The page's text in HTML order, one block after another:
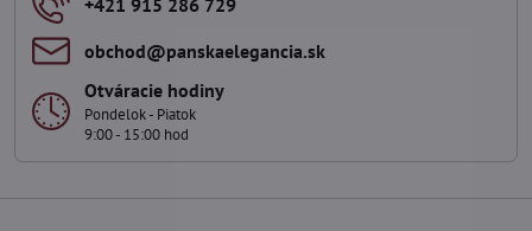
+421 915 286 729
obchod​@panskaelegancia​.sk
Otváracie hodiny
Pondelok - Piatok
9:00 - 15:00 hod